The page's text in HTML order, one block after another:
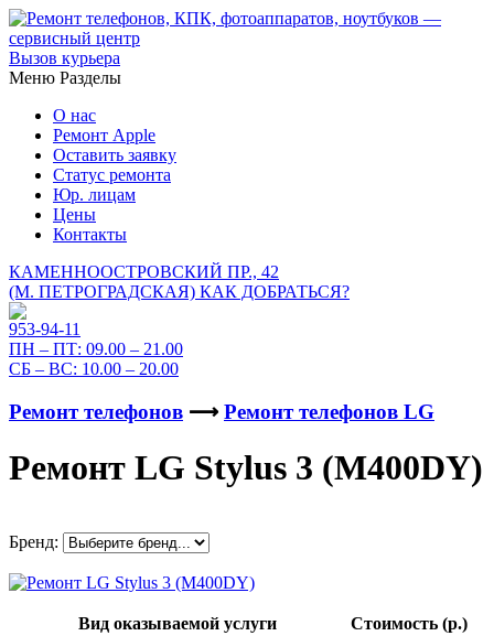
Вызов курьера
Меню Разделы
О нас
Ремонт Apple
Оставить заявку
Статус ремонта
Юр. лицам
Цены
Контакты
КАМЕННООСТРОВСКИЙ ПР., 42
(М. ПЕТРОГРАДСКАЯ) КАК ДОБРАТЬСЯ?
953-94-11
ПН – ПТ: 09.00 – 21.00
СБ – ВС: 10.00 – 20.00
Ремонт телефонов ⟶ Ремонт телефонов LG
Ремонт LG Stylus 3 (M400DY)
Бренд:
Вид оказываемой услуги
Стоимость (р.)